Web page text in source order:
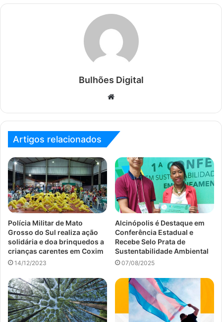
Bulhões Digital
Website
Artigos relacionados
Polícia Militar de Mato
Grosso do Sul realiza ação
solidária e doa brinquedos a
crianças carentes em Coxim
14/12/2023
Alcinópolis é Destaque em
Conferência Estadual e
Recebe Selo Prata de
Sustentabilidade Ambiental
07/08/2025